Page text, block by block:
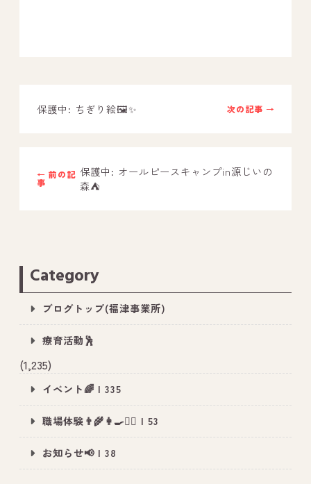
スタッフブログ
－ 福津事業所のブログ
－ 春日事業所のブログ
－ 鳥栖事業所のブログ
All Peace｜オールピース
Instagram 事業所紹介動画
次の記事 →
保護中: ちぎり絵🖼✨
← 前の記
事
保護中: オールピースキャンプin源じいの
森⛺
Category
ブログトップ(福津事業所)
療育活動🕺
(1,235)
イベント🌈 | 335
職場体験👨‍🌾👩‍🍳👮‍♂️ | 53
お知らせ📢 | 38